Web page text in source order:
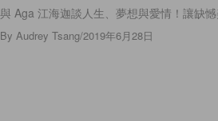
與 Aga 江海迦談人生、夢想與愛情！讓缺
By Audrey Tsang/2019年6月28日